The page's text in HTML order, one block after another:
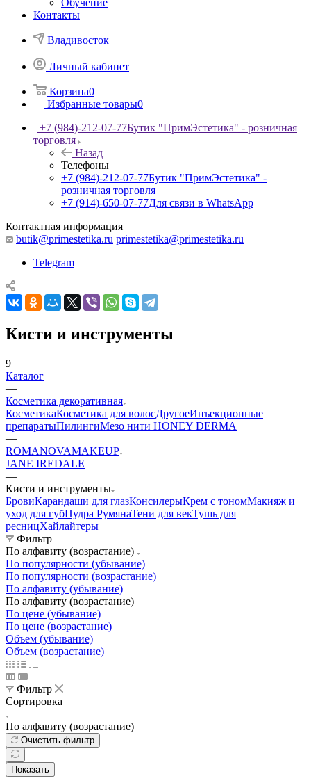
Обучение
Контакты
Владивосток
Личный кабинет
Корзина0
Избранные товары0
+7 (984)-212-07-77Бутик "ПримЭстетика" - розничная
торговля
Назад
Телефоны
+7 (984)-212-07-77Бутик "ПримЭстетика" -
розничная торговля
+7 (914)-650-07-77Для связи в WhatsApp
Контактная информация
butik@primestetika.ru primestetika@primestetika.ru
Telegram
Кисти и инструменты
9
Каталог
—
Косметика декоративная
КосметикаКосметика для волосДругоеИнъекционные
препаратыПилингиМезо нити HONEY DERMA
—
ROMANOVAMAKEUP
JANE IREDALE
—
Кисти и инструменты
БровиКарандаши для глазКонсилерыКрем с тономМакияж и
уход для губПудра РумянаТени для векТушь для
ресницХайлайтеры
Фильтр
По алфавиту (возрастание)
По популярности (убывание)
По популярности (возрастание)
По алфавиту (убывание)
По алфавиту (возрастание)
По цене (убывание)
По цене (возрастание)
Объем (убывание)
Объем (возрастание)
Фильтр
Сортировка
По алфавиту (возрастание)
Очистить фильтр
Показать